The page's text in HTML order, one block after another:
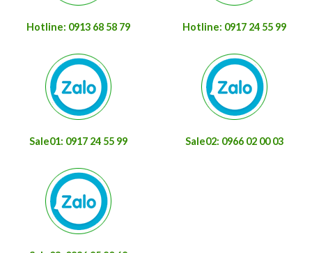
Hotline: 0913 68 58 79 Hotline: 0917 24 55 99
Sale01: 0917 24 55 99 Sale02: 0966 02 00 03